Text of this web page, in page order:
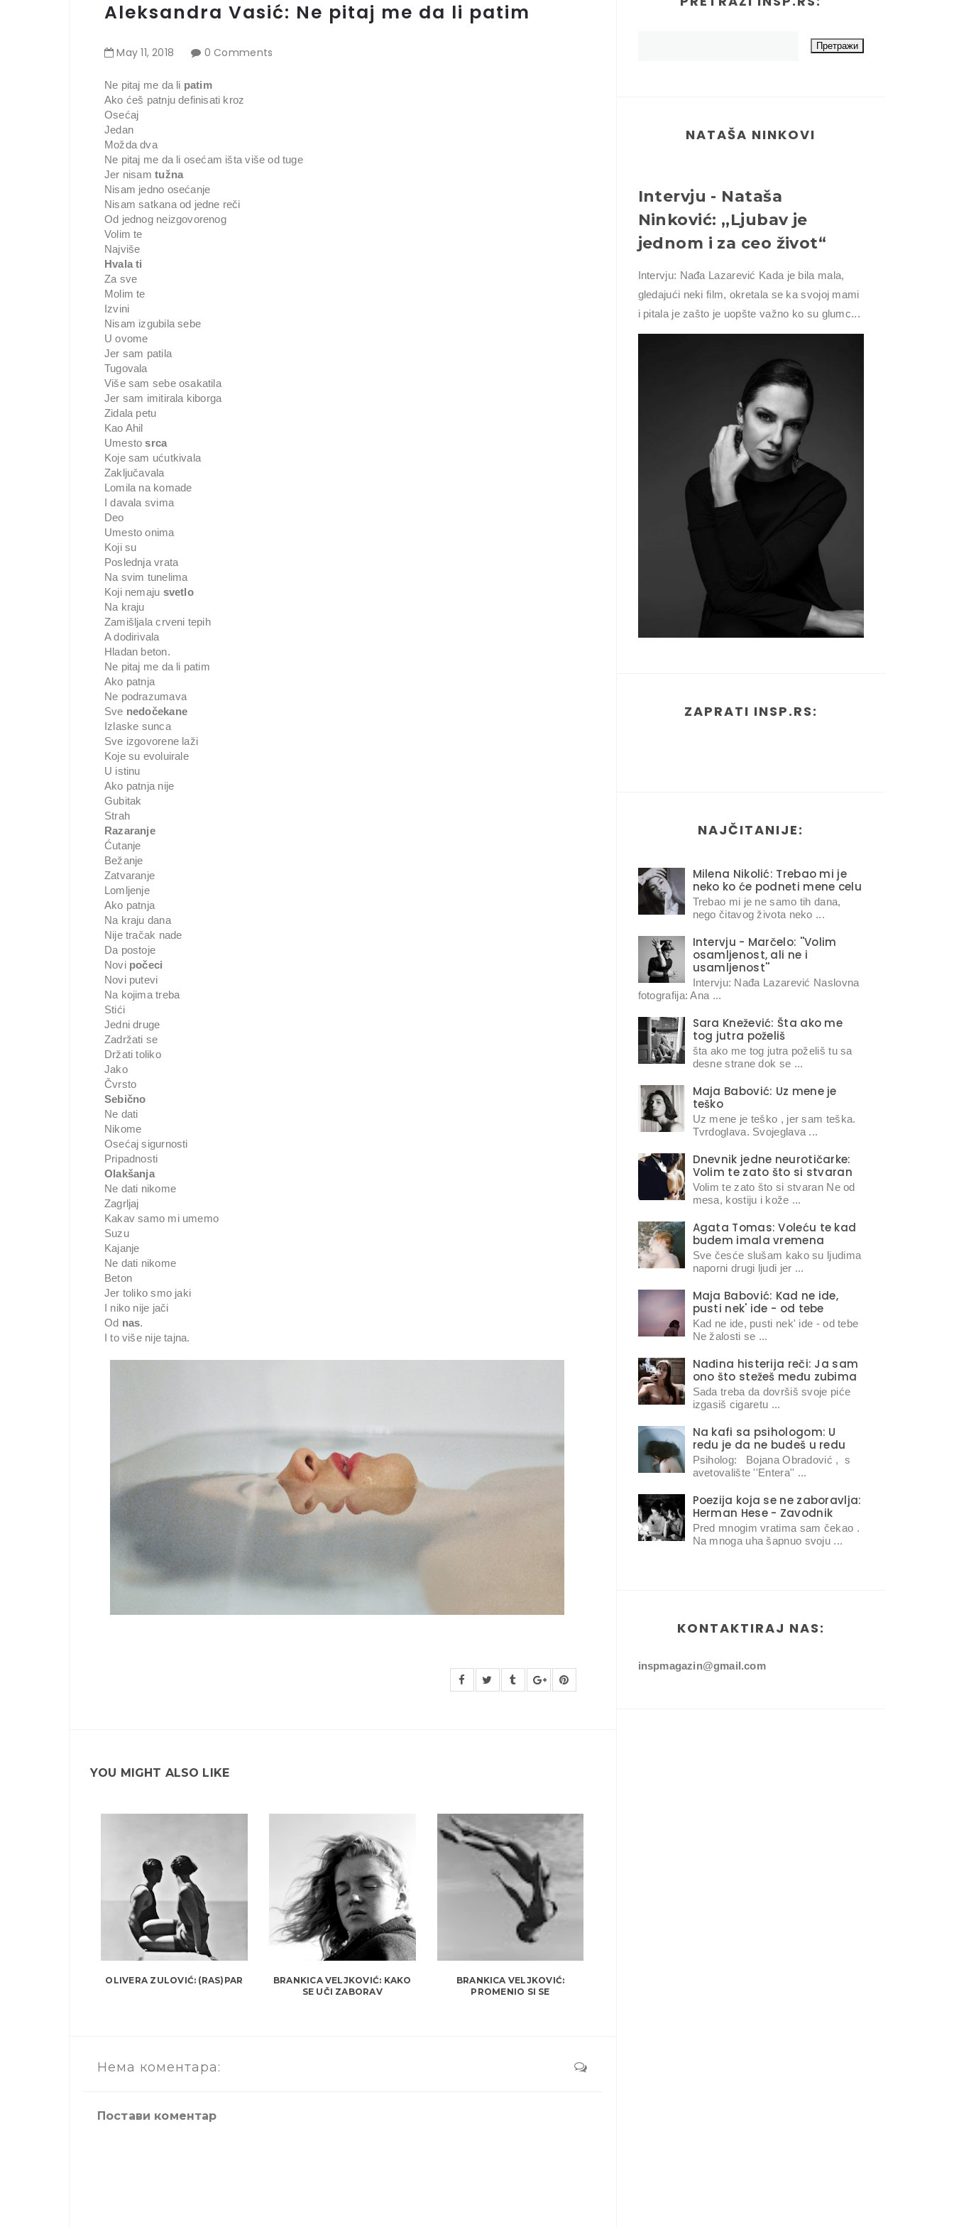
Aleksandra Vasić: Ne pitaj me da li patim
May 11,2018 0 Comments
Ne pitaj me da li patim
Ako ćeš patnju definisati kroz
Osećaj
Jedan
Možda dva
Ne pitaj me da li osećam išta više od tuge
Jer nisamtužna
Nisam jedno osećanje
Nisam satkana od jedne reči
Od jednog neizgovorenog
Volim te
Najviše
Hvala ti
Za sve
Molim te
Izvini
Nisam izgubila sebe
U ovome
Jer sam patila
Tugovala
Više sam sebe osakatila
Jer sam imitirala kiborga
Zidala petu
Kao Ahil
Umestosrca
Koje sam ućutkivala
Zaključavala
Lomila na komade
I davala svima
Deo
Umesto onima
Koji su
Poslednja vrata
Na svim tunelima
Koji nemaju svetlo
Na kraju
Zamišljala crveni tepih
A dodirivala
Hladan beton.
Ne pitaj me da li patim
Ako patnja
Ne podrazumava
Sve nedočekane
Izlaske sunca
Sve izgovorene laži
Koje su evoluirale
U istinu
Ako patnja nije
Gubitak
Strah
Razaranje
Ćutanje
Bežanje
Zatvaranje
Lomljenje
Ako patnja
Na kraju dana
Nije tračak nade
Da postoje
Novi počeci
Novi putevi
Na kojima treba
Stići
Jedni druge
Zadržati se
Držati toliko
Jako
Čvrsto
Sebično
Ne dati
Nikome
Osećaj sigurnosti
Pripadnosti
Olakšanja
Ne dati nikome
Zagrljaj
Kakav samo mi umemo
Suzu
Kajanje
Ne dati nikome
Beton
Jer toliko smo jaki
I niko nije jači
Od nas.
I to više nije tajna.
YOU MIGHT ALSO LIKE
OLIVERA ZULOVIĆ: (RAS)PAR
BRANKICA VELJKOVIĆ: KAKO
SE UČI ZABORAV
BRANKICA VELJKOVIĆ:
PROMENIO SI SE
Нема коментара:
Постави коментар
NATAŠA NINKOVI
Intervju - Nataša
Ninković: ,,Ljubav je
jednom i za ceo život“
Intervju: Nađa Lazarević Kada je bila mala,
gledajući neki film, okretala se ka svojoj mami
i pitala je zašto je uopšte važno ko su glumc...
ZAPRATI INSP.RS:
NAJČITANIJE:
Milena Nikolić: Trebao mi je
neko ko će podneti mene celu
Trebao mi je ne samo tih dana,
nego čitavog života neko ...
Intervju - Marčelo: ''Volim
osamljenost, ali ne i
usamljenost''
Intervju: Nađa Lazarević Naslovna
fotografija: Ana ...
Sara Knežević: Šta ako me
tog jutra poželiš
šta ako me tog jutra poželiš tu sa
desne strane dok se ...
Maja Babović: Uz mene je
teško
Uz mene je teško , jer sam teška.
Tvrdoglava. Svojeglava ...
Dnevnik jedne neurotičarke:
Volim te zato što si stvaran
Volim te zato što si stvaran Ne od
mesa, kostiju i kože ...
Agata Tomas: Voleću te kad
budem imala vremena
Sve česće slušam kako su ljudima
naporni drugi ljudi jer ...
Maja Babović: Kad ne ide,
pusti nek' ide - od tebe
Kad ne ide, pusti nek' ide - od tebe
Ne žalosti se ...
Nađina histerija reči: Ja sam
ono što stežeš među zubima
Sada treba da dovršiš svoje piće
izgasiš cigaretu ...
Na kafi sa psihologom: U
redu je da ne budeš u redu
Psiholog: Bojana Obradović , s
avetovalište ''Entera'' ...
Poezija koja se ne zaboravlja:
Herman Hese - Zavodnik
Pred mnogim vratima sam čekao .
Na mnoga uha šapnuo svoju ...
KONTAKTIRAJ NAS:
inspmagazin@gmail.com